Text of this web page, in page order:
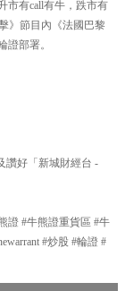
市有call有牛，跌市有
》節目內《法國巴黎
部署。
讚好「新城財經台 -
證 #牛熊證重貨區 #牛
#炒股 #輪證 #